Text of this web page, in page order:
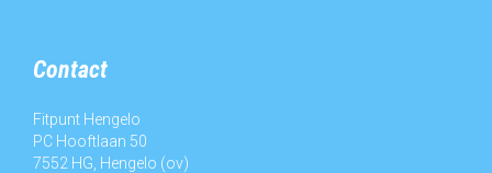
Contact
Fitpunt Hengelo
PC Hooftlaan 50
7552 HG, Hengelo (ov)